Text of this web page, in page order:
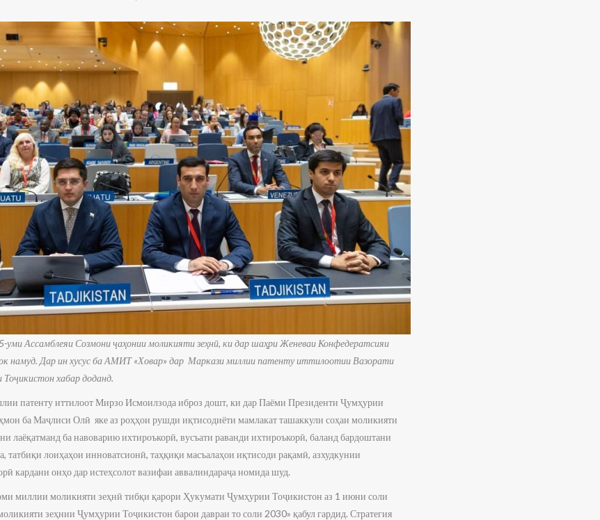
уми Ассамблеяи Созмони ҷаҳонии моликияти зеҳнӣ, ки дар шаҳри Женеваи Конфедератсияи
намуд. Дар ин хусус ба АМИТ «Ховар» дар Маркази миллии патенту иттилоотии Вазорати
хабар доданд.
патенту иттилоот Мирзо Исмоилзода иброз дошт, ки дар Паёми Президенти Ҷумҳурии
ба Маҷлиси Олӣ яке аз роҳҳои рушди иқтисодиёти мамлакат ташаккули соҳаи моликияти
лаёқатманд ба навоварию ихтироъкорӣ, вусъати раванди ихтироъкорӣ, баланд бардоштани
татбиқи лоиҳаҳои инноватсионӣ, таҳқиқи масъалаҳои иқтисоди рақамӣ, азхудкунии
кардани онҳо дар истеҳсолот вазифаи аввалиндараҷа номида шуд.
миллии моликияти зеҳнӣ тибқи қарори Ҳукумати Ҷумҳурии Тоҷикистон аз 1 июни соли
зеҳнии Ҷумҳурии Тоҷикистон барои давраи то соли 2030» қабул гардид. Стратегия